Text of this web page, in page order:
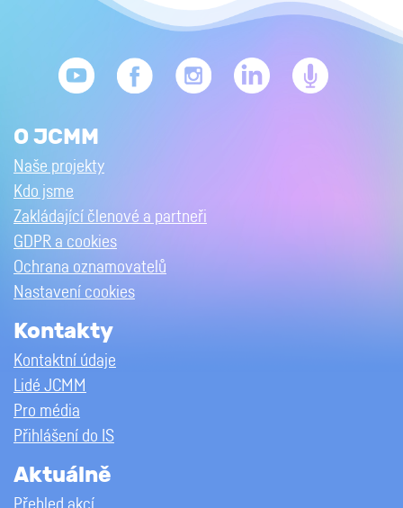
O JCMM
Naše projekty
Kdo jsme
Zakládající členové a partneři
GDPR a cookies
Ochrana oznamovatelů
Nastavení cookies
Kontakty
Kontaktní údaje
Lidé JCMM
Pro média
Přihlášení do IS
Aktuálně